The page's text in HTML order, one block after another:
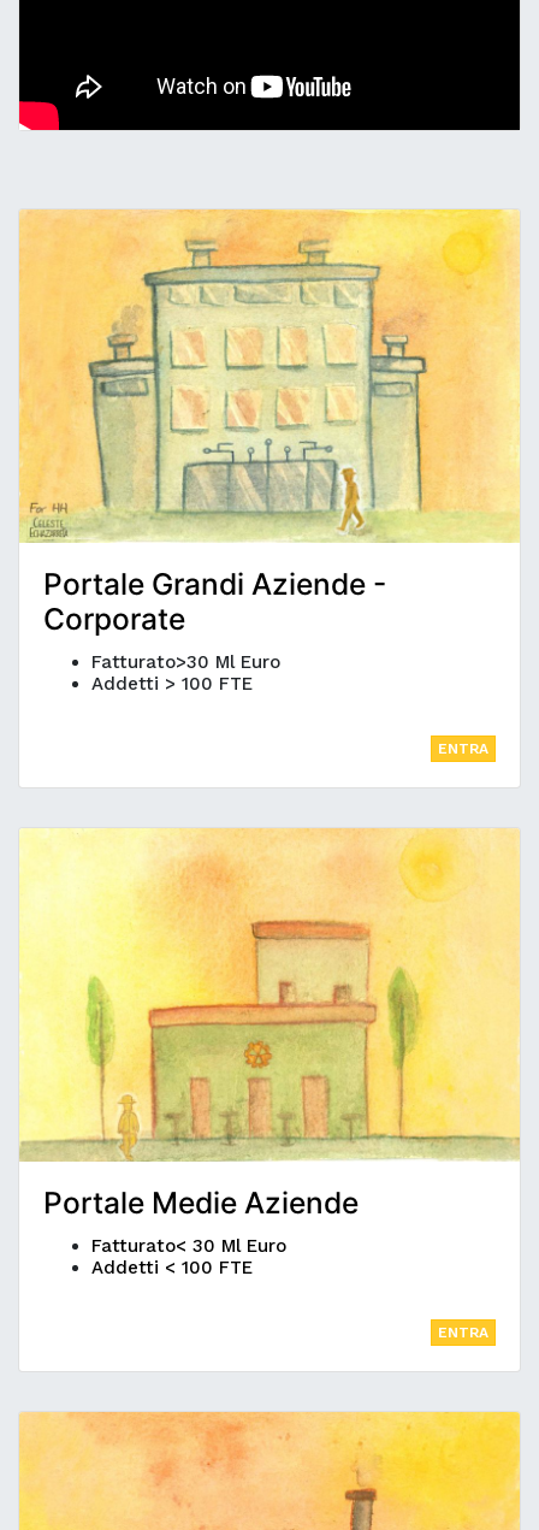
Portale Grandi Aziende -
Corporate
Fatturato>30 Ml Euro
Addetti > 100 FTE
ENTRA
Portale Medie Aziende
Fatturato< 30 Ml Euro
Addetti < 100 FTE
ENTRA